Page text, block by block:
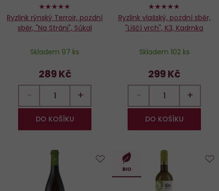
96%
Ryzlink rýnský Terroir, pozdní
sběr, "Na Stráni", Sůkal
Skladem 97 ks
289 Kč
− +
DO KOŠÍKU
94%
Ryzlink vlašský, pozdní sběr,
"Liščí vrch", K3, Kadrnka
Skladem 102 ks
299 Kč
− +
DO KOŠÍKU
BIO